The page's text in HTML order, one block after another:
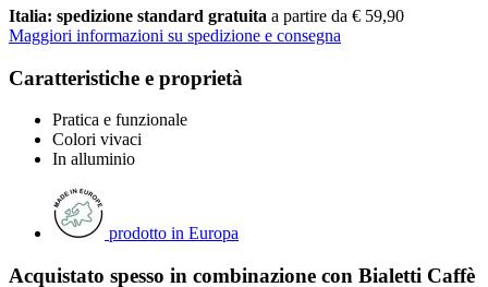
Italia: spedizione standard gratuita a partire da € 59,90
Maggiori informazioni su spedizione e consegna
Caratteristiche e proprietà
Pratica e funzionale
Colori vivaci
In alluminio
prodotto in Europa
Acquistato spesso in combinazione con Bialetti Caffè